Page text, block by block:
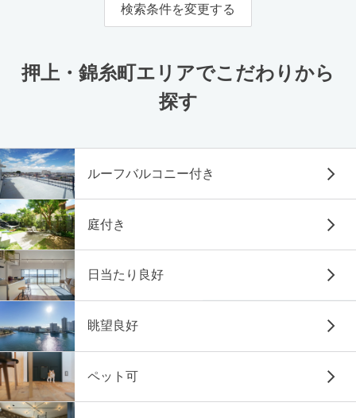
検索条件を変更する
押上・錦糸町エリアでこだわりから
探す
ルーフバルコニー付き
庭付き
日当たり良好
眺望良好
ペット可